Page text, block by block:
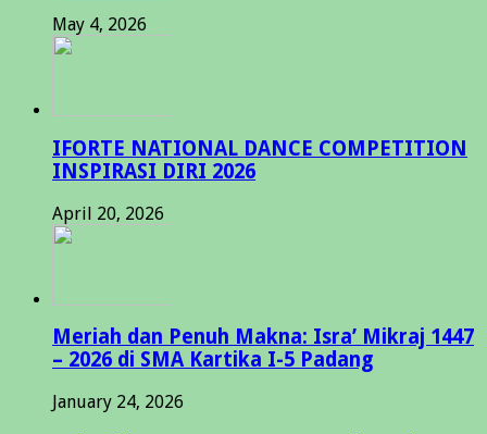
May 4, 2026
IFORTE NATIONAL DANCE COMPETITION
INSPIRASI DIRI 2026
April 20, 2026
Meriah dan Penuh Makna: Isra’ Mikraj 1447
– 2026 di SMA Kartika I-5 Padang
January 24, 2026